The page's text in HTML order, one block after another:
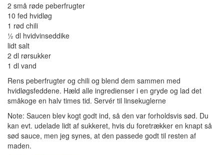
2 små røde peberfrugter
10 fed hvidløg
1 rød chili
½ dl hvidvinseddike
lidt salt
2 dl rørsukker
1 dl vand
Rens peberfrugter og chili og blend dem sammen med
hvidløgsfeddene. Hæld alle ingredienser i en gryde og lad det
småkoge en halv times tid. Servér til linsekuglerne
Note: Saucen blev kogt godt ind, så den var forholdsvis sød. Du
kan evt. udelade lidt af sukkeret, hvis du foretrækker en knapt så
sød sauce, men jeg synes, at den passede godt til resten af
maden.